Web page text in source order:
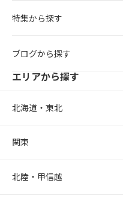
特集から探す
ブログから探す
エリアから探す
北海道・東北
関東
北陸・甲信越